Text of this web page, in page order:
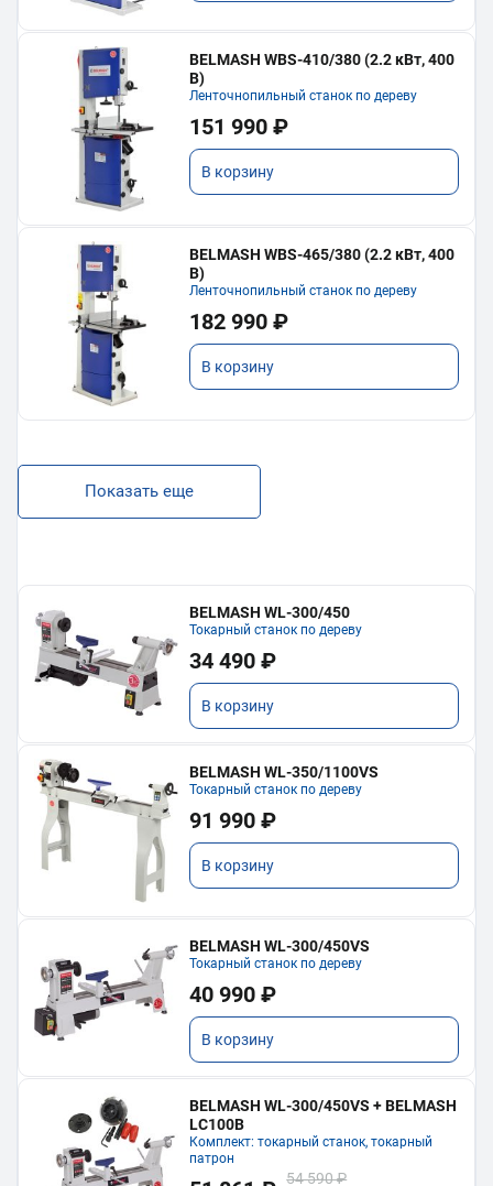
BELMASH WBS-410/380 (2.2 кВт, 400
В)
Ленточнопильный станок по дереву
151 990 ₽
В корзину
BELMASH WBS-465/380 (2.2 кВт, 400
В)
Ленточнопильный станок по дереву
182 990 ₽
В корзину
Показать еще
BELMASH WL-300/450
Токарный станок по дереву
34 490 ₽
В корзину
BELMASH WL-350/1100VS
Токарный станок по дереву
91 990 ₽
В корзину
BELMASH WL-300/450VS
Токарный станок по дереву
40 990 ₽
В корзину
BELMASH WL-300/450VS + BELMASH
LC100B
Комплект: токарный станок, токарный
патрон
54 590 ₽